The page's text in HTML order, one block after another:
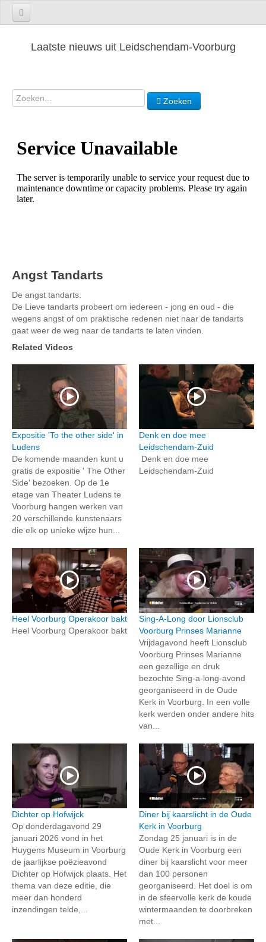
Laatste nieuws uit Leidschendam-Voorburg
Zoeken
Angst Tandarts
De angst tandarts.
De Lieve tandarts probeert om iedereen - jong en oud - die
wegens angst of om praktische redenen niet naar de tandarts
gaat weer de weg naar de tandarts te laten vinden.
Related Videos
Expositie 'To the other side' in
Ludens
De komende maanden kunt u
gratis de expositie ' The Other
Side' bezoeken. Op de 1e
etage van Theater Ludens te
Voorburg hangen werken van
20 verschillende kunstenaars
die elk op unieke wijze hun...
Denk en doe mee
Leidschendam-Zuid
Denk en doe mee
Leidschendam-Zuid
Heel Voorburg Operakoor bakt
Heel Voorburg Operakoor bakt
Sing-A-Long door Lionsclub
Voorburg Prinses Marianne
Vrijdagavond heeft Lionsclub
Voorburg Prinses Marianne
een gezellige en druk
bezochte Sing-a-long-avond
georganiseerd in de Oude
Kerk in Voorburg. In een volle
kerk werden onder andere hits
van...
Dichter op Hofwijck
Op donderdagavond 29
januari 2026 vond in het
Huygens Museum in Voorburg
de jaarlijkse poëzieavond
Dichter op Hofwijck plaats. Het
thema van deze editie, die
meer dan honderd
inzendingen telde,...
Diner bij kaarslicht in de Oude
Kerk in Voorburg
Zondag 25 januari is in de
Oude Kerk in Voorburg een
diner bij kaarslicht voor meer
dan 100 personen
georganiseerd. Het doel is om
in de sfeervolle kerk de koude
wintermaanden te doorbreken
met...